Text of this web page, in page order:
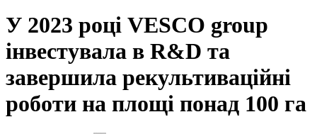
У 2023 році VESCO group
інвестувала в R&D та
завершила рекультиваційні
роботи на площі понад 100 га